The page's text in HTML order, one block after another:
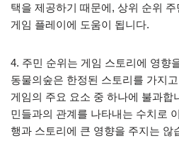
택을 제공하기 때문에, 상위 순위
게임 플레이에 도움이 됩니다.
4. 주민 순위는 게임 스토리에 영향
동물의숲은 한정된 스토리를 가지
게임의 주요 요소 중 하나에 불과합
민들과의 관계를 나타내는 수치로
행과 스토리에 큰 영향을 주지는 않